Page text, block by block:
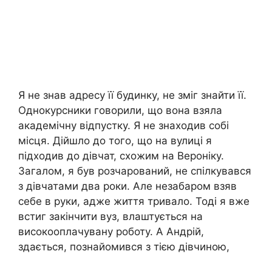
Я не знав адресу її будинку, не зміг знайти її.
Однокурсники говорили, що вона взяла
академічну відпустку. Я не знаходив собі
місця. Дійшло до того, що на вулиці я
підходив до дівчат, схожим на Вероніку.
Загалом, я був розчарований, не спілкувався
з дівчатами два роки. Але незабаром взяв
себе в руки, адже життя тривало. Тоді я вже
встиг закінчити вуз, влаштується на
високооплачувану роботу. А Андрій,
здається, познайомився з тією дівчиною,